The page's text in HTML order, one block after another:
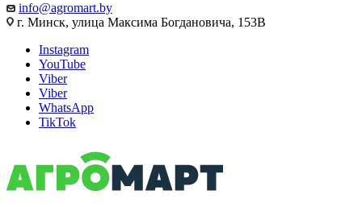
info@agromart.by
г. Минск, улица Максима Богдановича, 153В
Instagram
YouTube
Viber
Viber
WhatsApp
TikTok